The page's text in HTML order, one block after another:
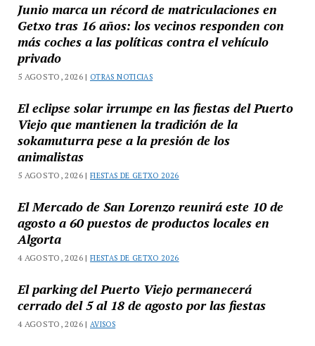
Junio marca un récord de matriculaciones en
Getxo tras 16 años: los vecinos responden con
más coches a las políticas contra el vehículo
privado
5 AGOSTO, 2026 | OTRAS NOTICIAS
El eclipse solar irrumpe en las fiestas del Puerto
Viejo que mantienen la tradición de la
sokamuturra pese a la presión de los
animalistas
5 AGOSTO, 2026 |FIESTAS DE GETXO 2026
El Mercado de San Lorenzo reunirá este 10 de
agosto a 60 puestos de productos locales en
Algorta
4 AGOSTO, 2026 |FIESTAS DE GETXO 2026
El parking del Puerto Viejo permanecerá
cerrado del 5 al 18 de agosto por las fiestas
4 AGOSTO, 2026 |AVISOS